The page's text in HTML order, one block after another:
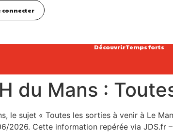
connecter
DécouvrirTemps forts
du Mans :
le sujet « Toutes les sorties à venir à Le
2026. Cette information repérée via JDS.fr